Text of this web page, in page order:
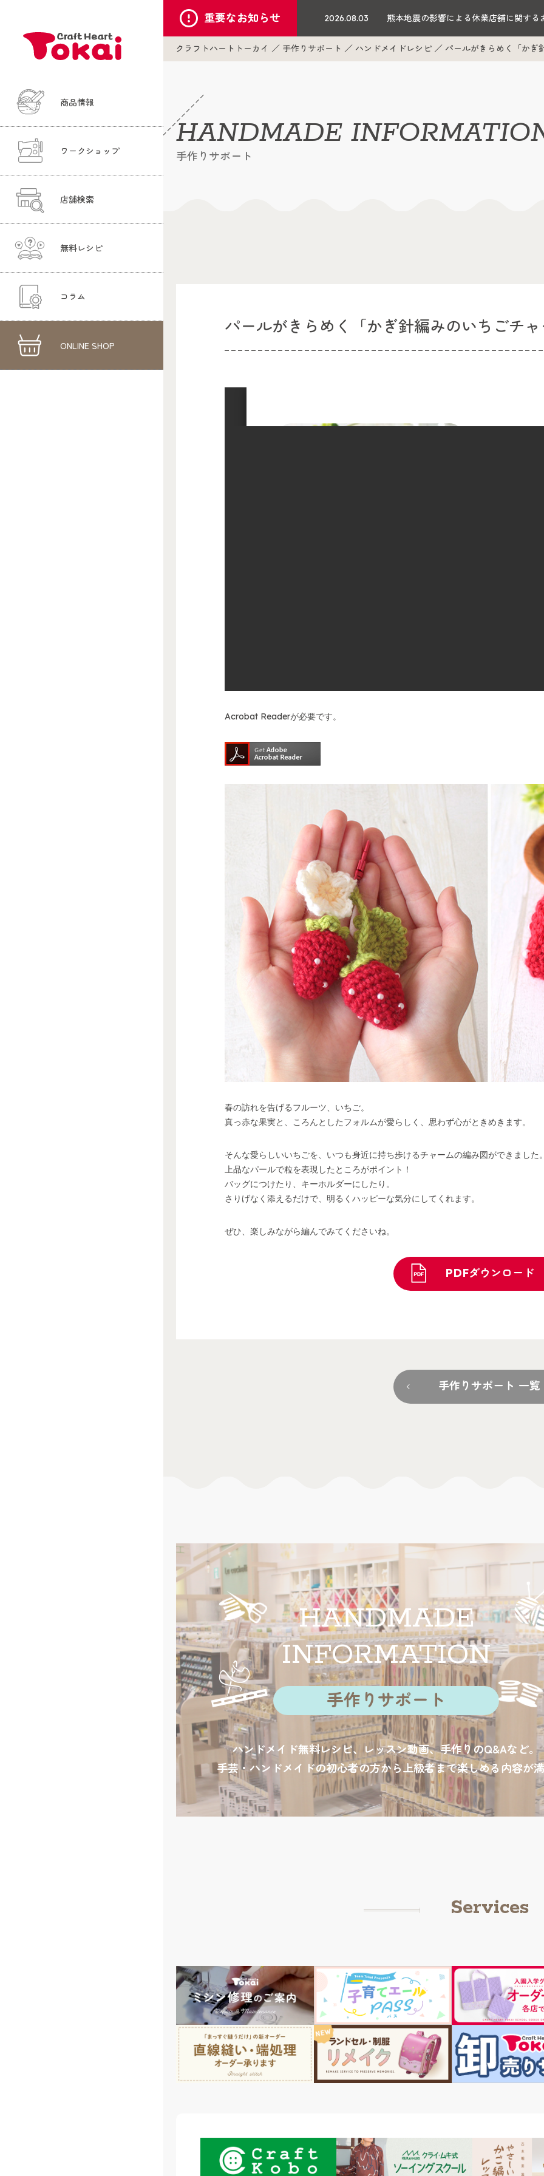
商品情報
ワークショップ
店舗検索
無料レシピ
コラム
ONLINE SHOP
重要なお知らせ 2026.08.03 熊本地震の影響による休業店舗に関する
クラフトハートトーカイ 手作りサポート ハンドメイドレシピ パールがきらめく「かぎ
HANDMADE
手作りサポート
パールがきらめく「かぎ針編みのいちごチ
Acrobat Readerが必要です。
春の訪れを告げるフルーツ、いちご。
真っ赤な果実と、ころんとしたフォルムが愛らしく、思わず心がときめきます。
そんな愛らしいいちごを、いつも身近に持ち歩けるチャームの編み図ができました
上品なパールで粒を表現したところがポイント！
バッグにつけたり、キーホルダーにしたり。
さりげなく添えるだけで、明るくハッピーな気分にしてくれます。
ぜひ、楽しみながら編んでみてくださいね。
PDFダウンロード
手作りサポート 一覧
HANDMADE
INFORMATION
手作りサポート
ハンドメイド無料レシピ、レッスン動画、手作りのQ&Aなど。
手芸・ハンドメイドの初心者の方から上級者まで楽しめる内容が
Services